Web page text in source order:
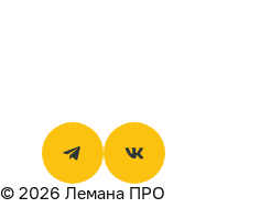
© 2026 Лемана ПРО